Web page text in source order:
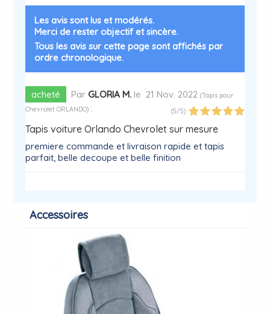
Les avis sont lus et modérés.
Merci de rester objectif et sincère.
Tous les avis sur cette page sont affichés par
ordre chronologique.
acheté ParGLORIA M. le 21 Nov. 2022(Tapis pour
Chevrolet ORLANDO) : (5/5)
Tapis voiture Orlando Chevrolet sur mesure
premiere commande et livraison rapide et tapis
parfait, belle decoupe et belle finition
Accessoires